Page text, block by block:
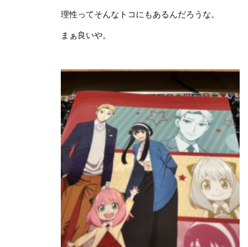
理性ってそんなトコにもあるんだろうな。
まぁ良いや。